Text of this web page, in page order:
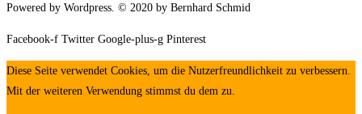
Powered by Wordpress. © 2020 by Bernhard Schmid
Facebook-f Twitter Google-plus-g Pinterest
Diese Seite verwendet Cookies, um die Nutzerfreundlichkeit zu verbessern.
Mit der weiteren Verwendung stimmst du dem zu.